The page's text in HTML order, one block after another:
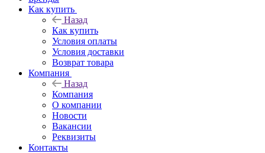
Как купить
Назад
Как купить
Условия оплаты
Условия доставки
Возврат товара
Компания
Назад
Компания
О компании
Новости
Вакансии
Реквизиты
Контакты